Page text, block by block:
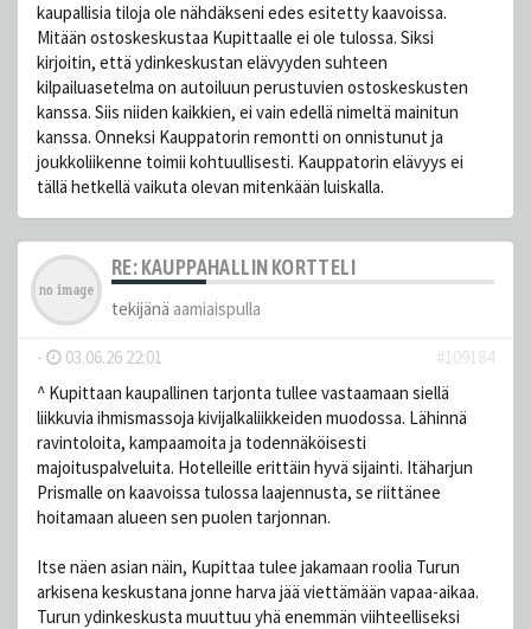
kaupallisia tiloja ole nähdäkseni edes esitetty kaavoissa.
Mitään ostoskeskustaa Kupittaalle ei ole tulossa. Siksi
kirjoitin, että ydinkeskustan elävyyden suhteen
kilpailuasetelma on autoiluun perustuvien ostoskeskusten
kanssa. Siis niiden kaikkien, ei vain edellä nimeltä mainitun
kanssa. Onneksi Kauppatorin remontti on onnistunut ja
joukkoliikenne toimii kohtuullisesti. Kauppatorin elävyys ei
tällä hetkellä vaikuta olevan mitenkään luiskalla.
RE: KAUPPAHALLIN KORTTELI
tekijänä aamiaispulla
- 03.06.26 22:01
#109184
^ Kupittaan kaupallinen tarjonta tullee vastaamaan siellä
liikkuvia ihmismassoja kivijalkaliikkeiden muodossa. Lähinnä
ravintoloita, kampaamoita ja todennäköisesti
majoituspalveluita. Hotelleille erittäin hyvä sijainti. Itäharjun
Prismalle on kaavoissa tulossa laajennusta, se riittänee
hoitamaan alueen sen puolen tarjonnan.
Itse näen asian näin, Kupittaa tulee jakamaan roolia Turun
arkisena keskustana jonne harva jää viettämään vapaa-aikaa.
Turun ydinkeskusta muuttuu yhä enemmän viihteelliseksi